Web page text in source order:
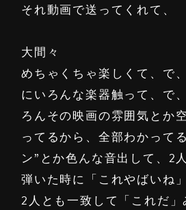
それ動画で送ってくれて、
大間々
めちゃくちゃ楽しくて、で
にいろんな楽器触って、で
ろんその映画の雰囲気とか
ってるから、全部わかって
ン”とか色んな音出して、2
弾いた時に「これやばいね
2人とも一致して「これだ」